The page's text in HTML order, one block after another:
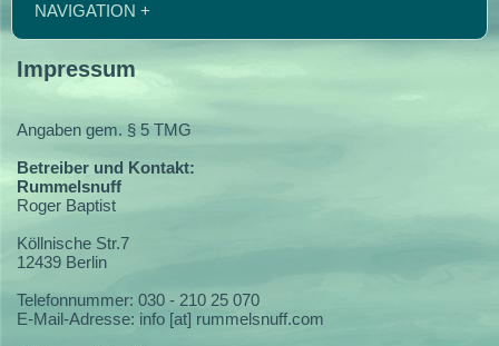
NAVIGATION +
Impressum
Angaben gem. § 5 TMG
Betreiber und Kontakt:
Rummelsnuff
Roger Baptist
Köllnische Str.7
12439 Berlin
Telefonnummer: 030 - 210 25 070
E-Mail-Adresse: info [at] rummelsnuff.com